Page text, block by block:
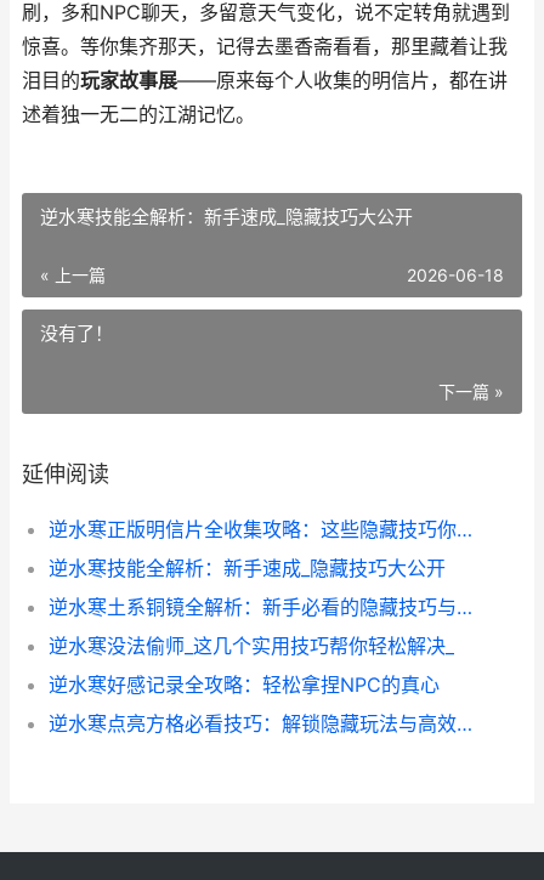
刷，多和NPC聊天，多留意天气变化，说不定转角就遇到
惊喜。等你集齐那天，记得去墨香斋看看，那里藏着让我
泪目的玩家故事展——原来每个人收集的明信片，都在讲
述着独一无二的江湖记忆。
逆水寒技能全解析：新手速成_隐藏技巧大公开
« 上一篇 2026-06-18
没有了！
下一篇 »
延伸阅读
逆水寒正版明信片全收集攻略：这些隐藏技巧你绝对不知道_
逆水寒技能全解析：新手速成_隐藏技巧大公开
逆水寒土系铜镜全解析：新手必看的隐藏技巧与实战心得
逆水寒没法偷师_这几个实用技巧帮你轻松解决_
逆水寒好感记录全攻略：轻松拿捏NPC的真心
逆水寒点亮方格必看技巧：解锁隐藏玩法与高效点亮攻略